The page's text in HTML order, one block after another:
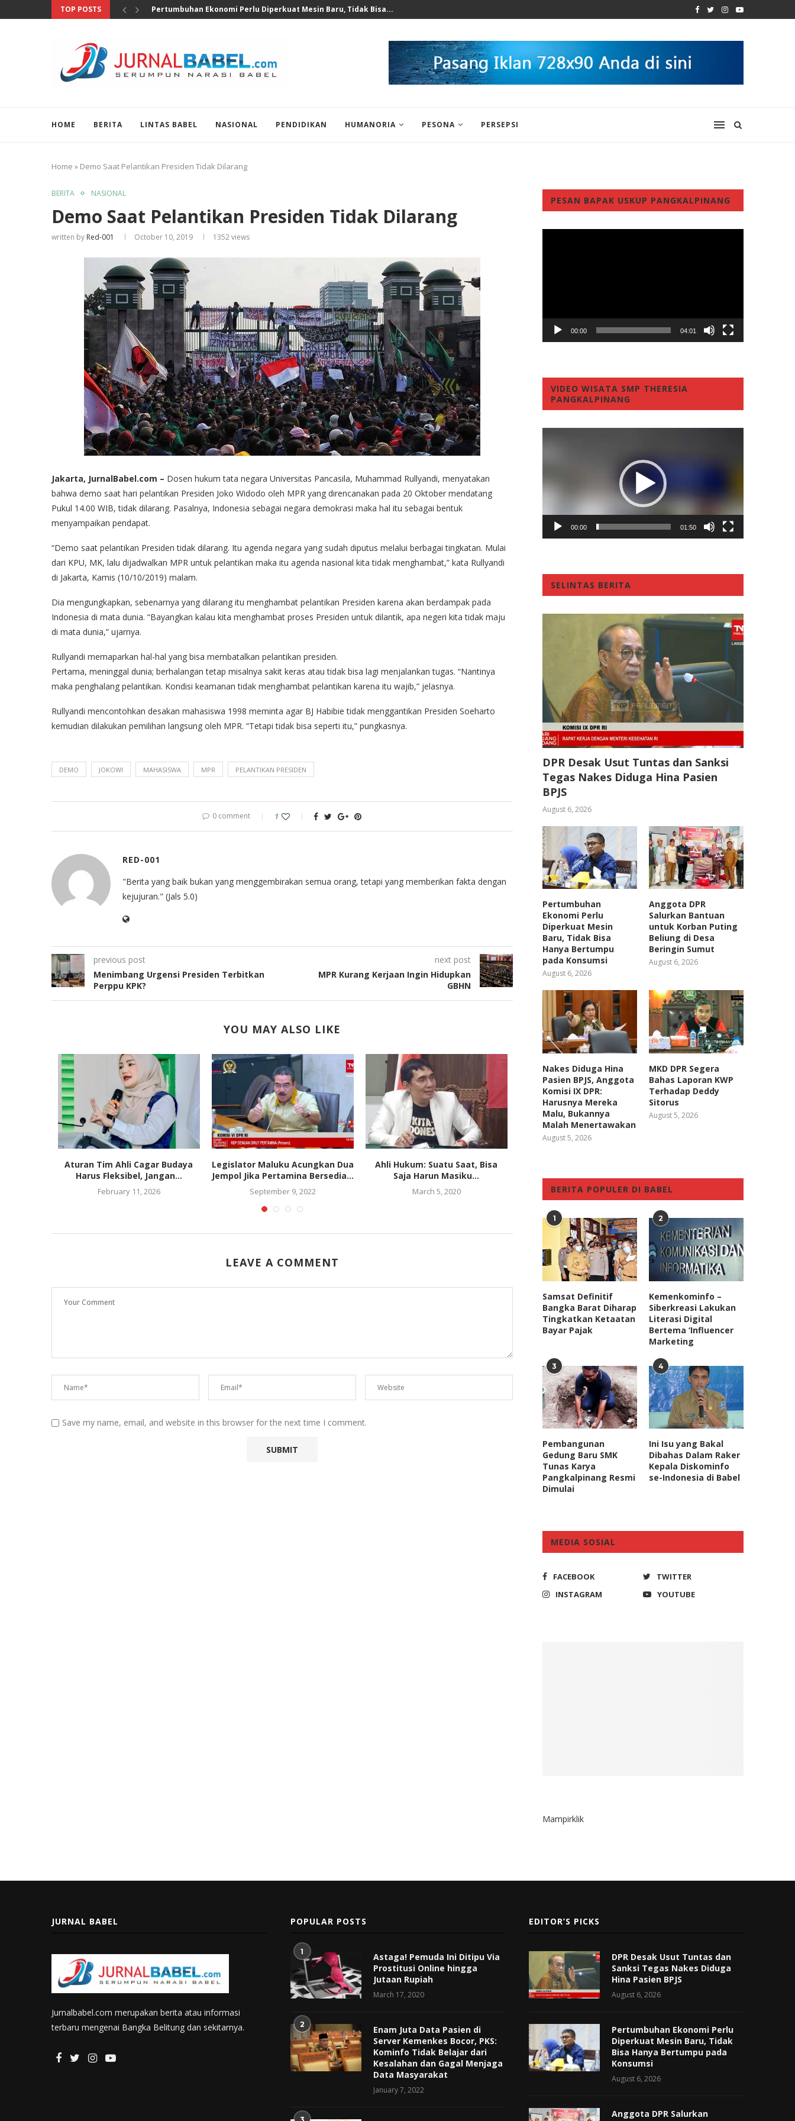
TOP POSTS Anggota DPR Salurkan Bantuan untuk Korban Puting Beliung...
HOME BERITA LINTAS BABEL NASIONAL PENDIDIKAN HUMANORIA PESONA PERSEPSI
Home » Demo Saat Pelantikan Presiden Tidak Dilarang
BERITA NASIONAL
Demo Saat Pelantikan Presiden Tidak Dilarang
written by Red-001 October 10, 2019 1352views
Jakarta, JurnalBabel.com – Dosen hukum tata negara Universitas Pancasila, Muhammad Rullyandi, menyatakan
bahwa demo saat hari pelantikan Presiden Joko Widodo oleh MPR yang direncanakan pada 20 Oktober mendatang
Pukul 14.00 WIB, tidak dilarang. Pasalnya, Indonesia sebagai negara demokrasi maka hal itu sebagai bentuk
menyampaikan pendapat.
“Demo saat pelantikan Presiden tidak dilarang. Itu agenda negara yang sudah diputus melalui berbagai tingkatan. Mulai
dari KPU, MK, lalu dijadwalkan MPR untuk pelantikan maka itu agenda nasional kita tidak menghambat,” kata Rullyandi
di Jakarta, Kamis (10/10/2019) malam.
Dia mengungkapkan, sebenarnya yang dilarang itu menghambat pelantikan Presiden karena akan berdampak pada
Indonesia di mata dunia. “Bayangkan kalau kita menghambat proses Presiden untuk dilantik, apa negeri kita tidak maju
di mata dunia,” ujarnya.
Rullyandi memaparkan hal-hal yang bisa membatalkan pelantikan presiden.
Pertama, meninggal dunia; berhalangan tetap misalnya sakit keras atau tidak bisa lagi menjalankan tugas. “Nantinya
maka penghalang pelantikan. Kondisi keamanan tidak menghambat pelantikan karena itu wajib,” jelasnya.
Rullyandi mencontohkan desakan mahasiswa 1998 meminta agar BJ Habibie tidak menggantikan Presiden Soeharto
kemudian dilakukan pemilihan langsung oleh MPR. “Tetapi tidak bisa seperti itu,” pungkasnya.
DEMO JOKOWI MAHASISWA MPR PELANTIKAN PRESIDEN
0 comment 1
RED-001
"Berita yang baik bukan yang menggembirakan semua orang, tetapi yang memberikan fakta dengan
kejujuran." (Jals 5.0)
previous post
Menimbang Urgensi Presiden Terbitkan
Perppu KPK?
next post
MPR Kurang Kerjaan Ingin Hidupkan
GBHN
YOU MAY ALSO LIKE
Aturan Tim Ahli Cagar Budaya
Harus Fleksibel, Jangan...
February 11, 2026
Legislator Maluku Acungkan Dua
Jempol Jika Pertamina Bersedia...
September 9, 2022
Ahli Hukum: Suatu Saat, Bisa
Saja Harun Masiku...
March 5, 2020
Kebijakan APBN 2024
August 22, 2023
Harus Seratus...
LEAVE A COMMENT
Save my name, email, and website in this browser for the next time I comment.
PESAN BAPAK USKUP PANGKALPINANG
00:00 04:01
VIDEO WISATA SMP THERESIA
PANGKALPINANG
00:00 01:50
SELINTAS BERITA
DPR Desak Usut Tuntas dan Sanksi
Tegas Nakes Diduga Hina Pasien
BPJS
August 6, 2026
Pertumbuhan
Ekonomi Perlu
Diperkuat Mesin
Baru, Tidak Bisa
Hanya Bertumpu
pada Konsumsi
August 6, 2026
Anggota DPR
Salurkan Bantuan
untuk Korban Puting
Beliung di Desa
Beringin Sumut
August 6, 2026
Nakes Diduga Hina
Pasien BPJS, Anggota
Komisi IX DPR:
Harusnya Mereka
Malu, Bukannya
Malah Menertawakan
August 5, 2026
MKD DPR Segera
Bahas Laporan KWP
Terhadap Deddy
Sitorus
August 5, 2026
BERITA POPULER DI BABEL
1
Samsat Definitif
Bangka Barat Diharap
Tingkatkan Ketaatan
Bayar Pajak
2
Kemenkominfo –
Siberkreasi Lakukan
Literasi Digital
Bertema ‘Influencer
Marketing
3
Pembangunan
Gedung Baru SMK
Tunas Karya
Pangkalpinang Resmi
Dimulai
4
Ini Isu yang Bakal
Dibahas Dalam Raker
Kepala Diskominfo
se-Indonesia di Babel
MEDIA SOSIAL
FACEBOOK
TWITTER
INSTAGRAM
YOUTUBE
Mampirklik
JURNAL BABEL
Jurnalbabel.com merupakan berita atau informasi
terbaru mengenai Bangka Belitung dan sekitarnya.
POPULAR POSTS
1
Astaga! Pemuda Ini Ditipu Via
Prostitusi Online hingga
Jutaan Rupiah
March 17, 2020
2
Enam Juta Data Pasien di
Server Kemenkes Bocor, PKS:
Kominfo Tidak Belajar dari
Kesalahan dan Gagal Menjaga
Data Masyarakat
January 7, 2022
EDITOR’S PICKS
DPR Desak Usut Tuntas dan
Sanksi Tegas Nakes Diduga
Hina Pasien BPJS
August 6, 2026
Pertumbuhan Ekonomi Perlu
Diperkuat Mesin Baru, Tidak
Bisa Hanya Bertumpu pada
Konsumsi
August 6, 2026
Anggota DPR Salurkan